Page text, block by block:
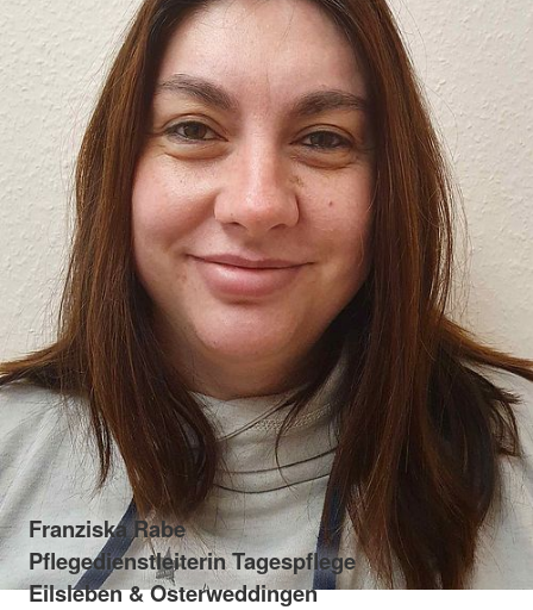
Franziska Rabe
Pflegedienstleiterin Tagespflege
Eilsleben & Osterweddingen